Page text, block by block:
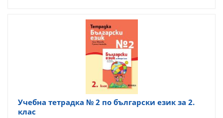
Учебна тетрадка № 2 по български език за 2.
клас